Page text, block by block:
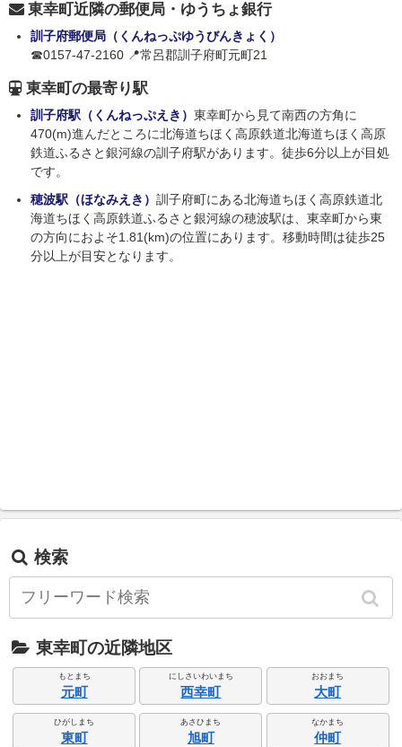
東幸町近隣の郵便局・ゆうちょ銀行
訓子府郵便局（くんねっぷゆうびんきょく）
☎0157-47-2160 📍常呂郡訓子府町元町21
東幸町の最寄り駅
訓子府駅（くんねっぷえき） 東幸町から見て南西の方角に
470(m)進んだところに北海道ちほく高原鉄道北海道ちほく高原
鉄道ふるさと銀河線の訓子府駅があります。徒歩6分以上が目処
です。
穂波駅（ほなみえき） 訓子府町にある北海道ちほく高原鉄道北
海道ちほく高原鉄道ふるさと銀河線の穂波駅は、東幸町から東
の方向におよそ1.81(km)の位置にあります。移動時間は徒歩25
分以上が目安となります。
検索
東幸町の近隣地区
もとまち
元町
にしさいわいまち
西幸町
おおまち
大町
ひがしまち
東町
あさひまち
旭町
なかまち
仲町